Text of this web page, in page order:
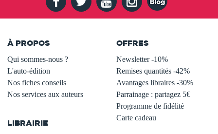
À PROPOS
Qui sommes-nous ?
L'auto-édition
Nos fiches conseils
Nos services aux auteurs
LIBRAIRIE
OFFRES
Newsletter -10%
Remises quantités -42%
Avantages libraires -30%
Parrainage : partagez 5€
Programme de fidélité
Carte cadeau